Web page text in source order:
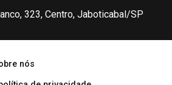
323, Centro, Jaboticabal/SP
nós